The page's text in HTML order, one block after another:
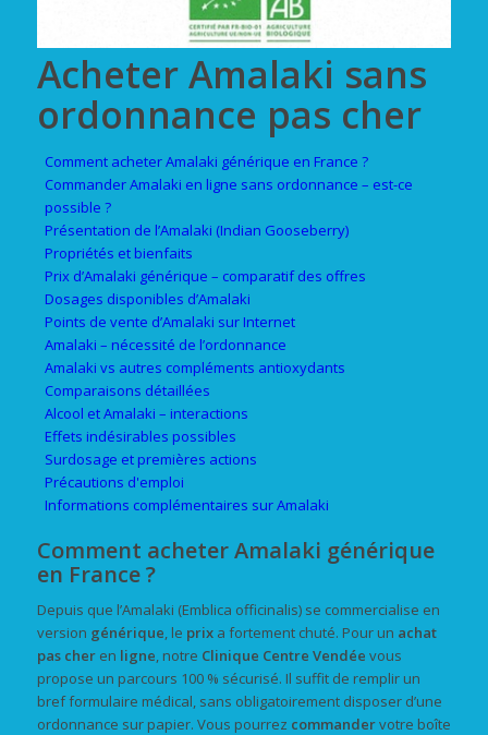
Acheter Amalaki sans
ordonnance pas cher
Comment acheter Amalaki générique en France ?
Commander Amalaki en ligne sans ordonnance – est-ce
possible ?
Présentation de l’Amalaki (Indian Gooseberry)
Propriétés et bienfaits
Prix d’Amalaki générique – comparatif des offres
Dosages disponibles d’Amalaki
Points de vente d’Amalaki sur Internet
Amalaki – nécessité de l’ordonnance
Amalaki vs autres compléments antioxydants
Comparaisons détaillées
Alcool et Amalaki – interactions
Effets indésirables possibles
Surdosage et premières actions
Précautions d'emploi
Informations complémentaires sur Amalaki
Comment acheter Amalaki générique
en France ?
Depuis que l’Amalaki (Emblica officinalis) se commercialise en
version générique, le prixa fortement chuté. Pour un achat
pas cheren ligne, notre Clinique Centre Vendée vous
propose un parcours 100 % sécurisé. Il suffit de remplir un
bref formulaire médical, sans obligatoirement disposer d’une
ordonnance sur papier. Vous pourrez commandervotre boîte